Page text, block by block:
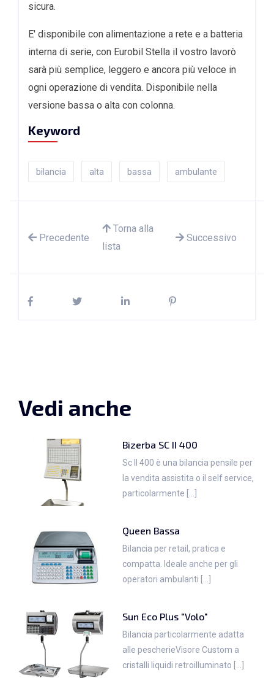
sicura.
E' disponibile con alimentazione a rete e a batteria
interna di serie, con Eurobil Stella il vostro lavorò
sarà più semplice, leggero e ancora più veloce in
ogni operazione di vendita. Disponibile nella
versione bassa o alta con colonna.
Keyword
bilancia alta bassa ambulante
Precedente
Torna alla
lista
Successivo
Vedi anche
Bizerba SC II 400
Sc II 400 è una bilancia pensile per
la vendita assistita o il self service,
particolarmente [...]
Queen Bassa
Bilancia per retail, pratica e
compatta. Ideale anche per gli
operatori ambulanti [...]
Sun Eco Plus "Volo"
Bilancia particolarmente adatta
alle pescherieVisore Custom a
cristalli liquidi retroilluminato [...]